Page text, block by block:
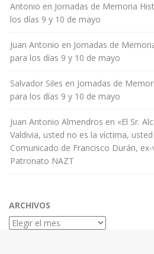
Antonio en Jornadas de Memoria
los días 9 y 10 de mayo
Juan Antonio en Jornadas de
para los días 9 y 10 de mayo
Salvador Siles en Jornadas de
para los días 9 y 10 de mayo
Juan Antonio Almendros en «El Sr.
Valdivia, usted no es la víctima,
Comunicado de Francisco Durán,
Patronato NAZT
ARCHIVOS
Archivos